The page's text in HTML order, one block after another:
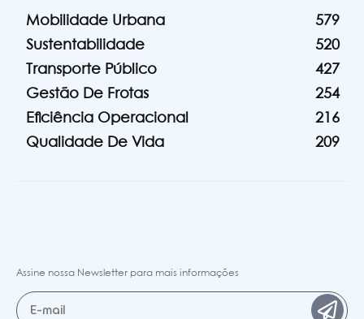
Mobilidade Urbana
579
Sustentabilidade
520
Transporte Público
427
Gestão De Frotas
254
Eficiência Operacional
216
Qualidade De Vida
209
Assine nossa Newsletter para mais informações